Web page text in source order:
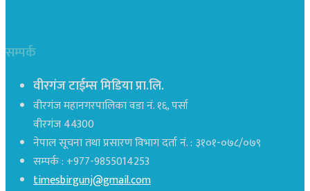
सम्पर्क
वीरगंज टाईम्स मिडिया प्रा.लि.
वीरगंज महानगरपालिका वडा नं. १६, पर्सा
वीरगंज 44300
नेपाल सूचना तथा प्रसारण विभाग दर्ता नं. : ३१०१-०७८/०७९
सम्पर्क : +977-9855014253
timesbirgunj@gmail.com